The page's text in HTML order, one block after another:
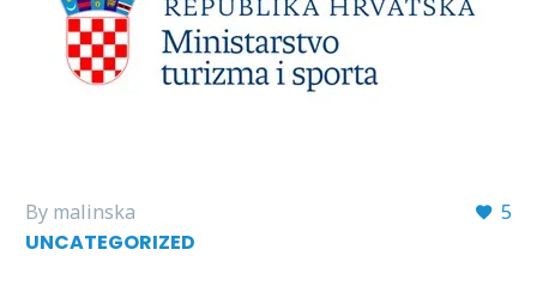
5
By malinska
UNCATEGORIZED